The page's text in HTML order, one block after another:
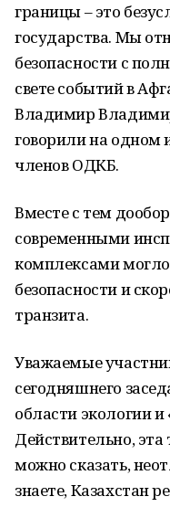
границы – это
государства. Мы
безопасности с
свете событий в
Владимир
говорили на одном
членов ОДКБ.
Вместе с тем
современными
комплексами
безопасности и
транзита.
Уважаемые
сегодняшнего
области экологии и
Действительно,
можно сказать,
знаете, Казахстан